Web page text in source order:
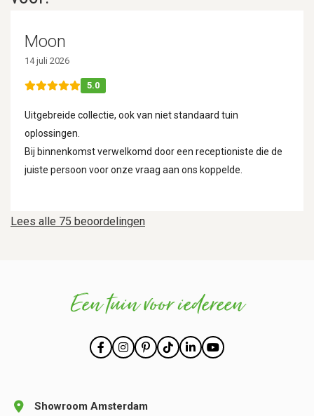
Lees alle 75 beoordelingen
Moon
14 juli 2026
5.0
Uitgebreide collectie, ook van niet standaard tuin
oplossingen.
Bij binnenkomst verwelkomd door een receptioniste die de
juiste persoon voor onze vraag aan ons koppelde.
Een tuin voor iedereen
Showroom Amsterdam